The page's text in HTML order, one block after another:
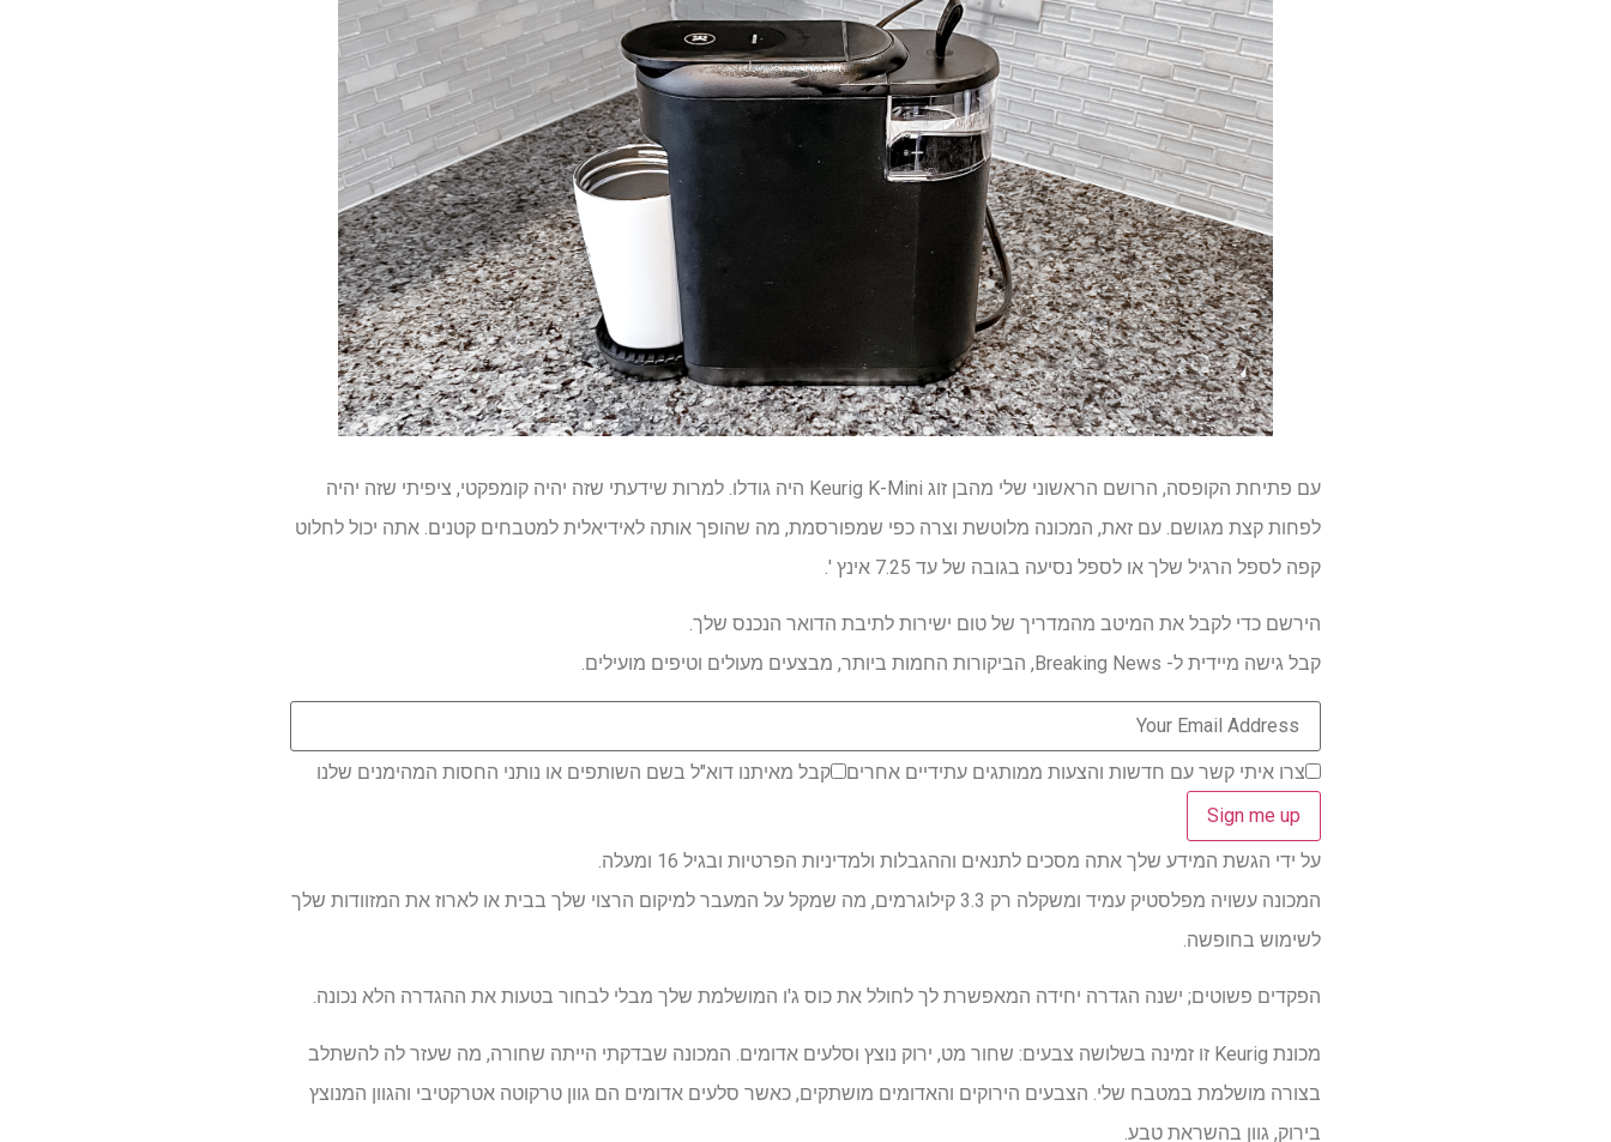
עם פתיחת הקופסה, הרושם הראשוני שלי מהבן זוג Keurig K-Mini היה גודלו. למרות שידעתי שזה יהיה קומפקטי, ציפיתי שזה יהיה
לפחות קצת מגושם. עם זאת, המכונה מלוטשת וצרה כפי שמפורסמת, מה שהופך אותה לאידיאלית למטבחים קטנים. אתה יכול לחלוט
קפה לספל הרגיל שלך או לספל נסיעה בגובה של עד 7.25 אינץ '.
הירשם כדי לקבל את המיטב מהמדריך של טום ישירות לתיבת הדואר הנכנס שלך.
קבל גישה מיידית ל- Breaking News, הביקורות החמות ביותר, מבצעים מעולים וטיפים מועילים.
צרו איתי קשר עם חדשות והצעות ממותגים עתידיים אחרים קבל מאיתנו דוא"ל בשם השותפים או נותני החסות המהימנים שלנו
על ידי הגשת המידע שלך אתה מסכים לתנאים וההגבלות ולמדיניות הפרטיות ובגיל 16 ומעלה.
המכונה עשויה מפלסטיק עמיד ומשקלה רק 3.3 קילוגרמים, מה שמקל על המעבר למיקום הרצוי שלך בבית או לארוז את המזוודות שלך
לשימוש בחופשה.
הפקדים פשוטים; ישנה הגדרה יחידה המאפשרת לך לחולל את כוס ג'ו המושלמת שלך מבלי לבחור בטעות את ההגדרה הלא נכונה.
מכונת Keurig זו זמינה בשלושה צבעים: שחור מט, ירוק נוצץ וסלעים אדומים. המכונה שבדקתי הייתה שחורה, מה שעזר לה להשתלב
בצורה מושלמת במטבח שלי. הצבעים הירוקים והאדומים מושתקים, כאשר סלעים אדומים הם גוון טרקוטה אטרקטיבי והגוון המנוצץ
בירוק, גוון בהשראת טבע.